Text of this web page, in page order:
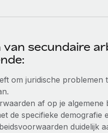
van secundaire
om juridische
af op je
de specifieke demografie
duidelijk